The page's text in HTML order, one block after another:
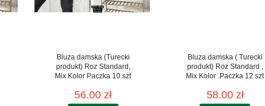
Bluza damska (Turecki
produkt) Roz Standard,
Mix Kolor Paczka 10 szt
56.00 zł
Bluza damska ( Turecki
produkt) Roz Standard ,
Mix Kolor .Paczka 12 szt
58.00 zł